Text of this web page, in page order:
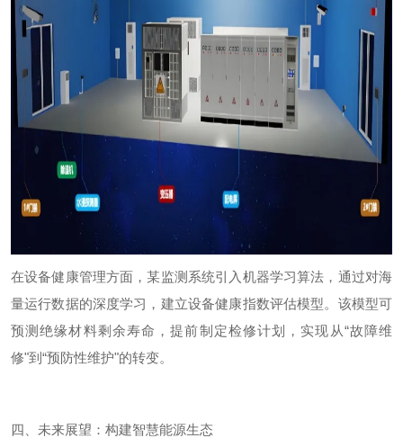
在设备健康管理方面，某监测系统引入机器学习算法，通过对海
量运行数据的深度学习，建立设备健康指数评估模型。该模型可
预测绝缘材料剩余寿命，提前制定检修计划，实现从“故障维
修"到“预防性维护"的转变。
四、未来展望：构建智慧能源生态